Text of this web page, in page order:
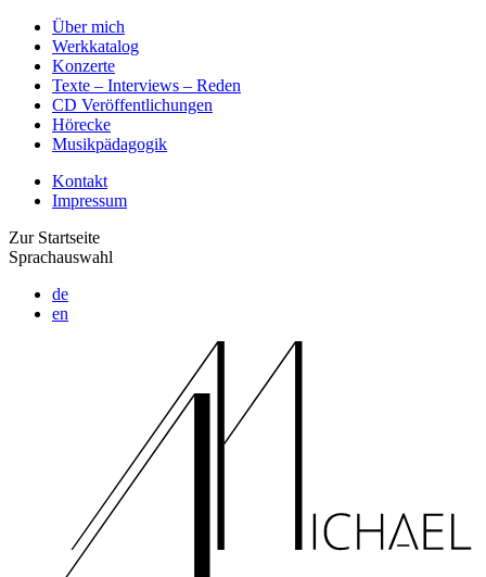
Über mich
Werkkatalog
Konzerte
Texte – Interviews – Reden
CD Veröffentlichungen
Hörecke
Musikpädagogik
Kontakt
Impressum
Zur Startseite
Sprachauswahl
de
en